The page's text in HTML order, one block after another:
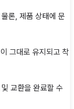
론, 제품 상태에 문
그대로 유지되고 착
교환을 완료할 수